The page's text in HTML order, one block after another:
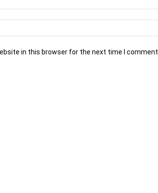
in this browser for the next time I comment.